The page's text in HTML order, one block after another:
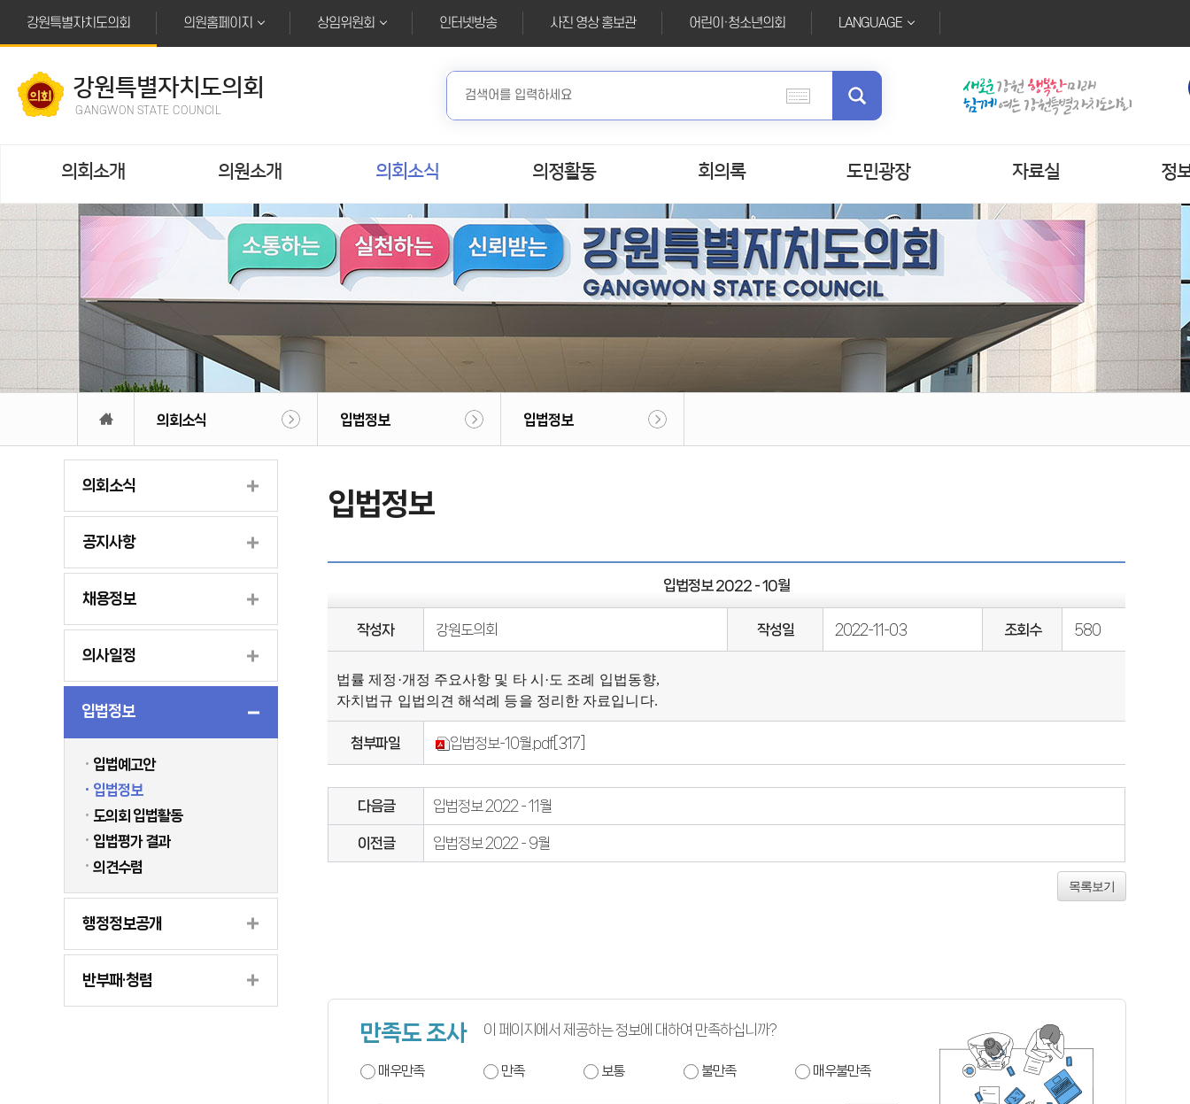
강원특별자치도의회
의원홈페이지 상임위원회 인터넷방송 사진 영상 홍보관 어린이·청소년의회 LANGUAGE
강원특별자치도의회
GANGWON STATE COUNCIL
의회소개 의원소개 의회소식 의정활동 회의록 도민광장 자료실 정
의회소식 입법정보 입법정보
의회소식
공지사항
채용정보
의사일정
입법정보
입법예고안
입법정보
도의회 입법활동
입법평가 결과
의견수렴
행정정보공개
반부패·청렴
입법정보
입법정보 2022 - 10월
작성자 강원도의회 작성일 2022-11-03 조회수 580
법률 제정·개정 주요사항 및 타 시·도 조례 입법동향,
자치법규 입법의견 해석례 등을 정리한 자료입니다.
첨부파일 입법정보-10월.pdf[317]
다음글 입법정보 2022 - 11월
이전글 입법정보 2022 - 9월
목록보기
만족도 조사 이 페이지에서 제공하는 정보에 대하여 만족하십니까?
매우만족 만족 보통 불만족 매우불만족